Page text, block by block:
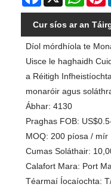
Cur síos ar an
Díol mórdhíola te
Uisce le haghaidh
a Réitigh
monaróir agus
Ábhar: 4130
Praghas FOB:
MOQ: 200 píosa / mír
Cumas Soláthair:
Calafort Mara: Port
Téarmaí Íocaíochta: